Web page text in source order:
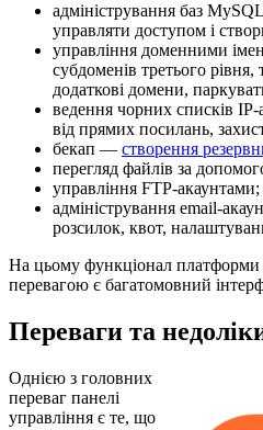
адміністрування баз
управляти доступом і
управління доменними
субдоменів третього
додаткові домени,
ведення чорних списків IP-
від прямих посилань,
бекап — створення
перегляд файлів за
управління FTP-акаунтами;
адміністрування email-
розсилок, квот,
На цьому функціонал
перевагою є багатомовний
Переваги та
Однією з головних
переваг панелі
управління є те, що